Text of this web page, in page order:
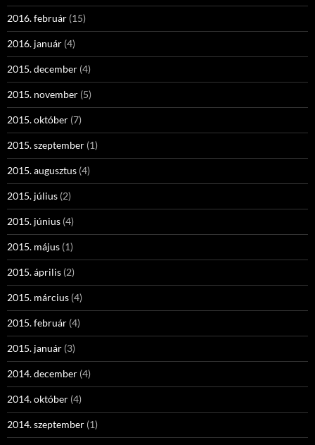
2016. február (15)
2016. január (4)
2015. december (4)
2015. november (5)
2015. október (7)
2015. szeptember (1)
2015. augusztus (4)
2015. július (2)
2015. június (4)
2015. május (1)
2015. április (2)
2015. március (4)
2015. február (4)
2015. január (3)
2014. december (4)
2014. október (4)
2014. szeptember (1)